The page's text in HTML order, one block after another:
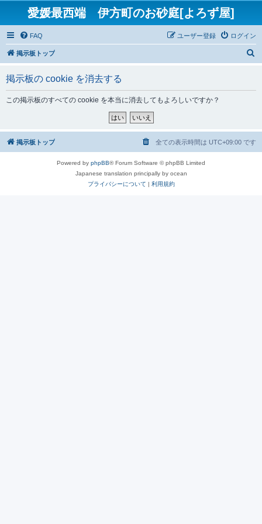
愛媛最西端 伊方町のお砂庭[よろず屋]
FAQ ログイン
ユーザー登録
掲示板トップ
掲示板の cookie を消去する
この掲示板のすべての cookie を本当に消去してもよろしいですか？
掲示板トップ 全ての表示時間は UTC+09:00 です
Powered by phpBB® Forum Software © phpBB Limited
Japanese translation principally by ocean
プライバシーについて | 利用規約